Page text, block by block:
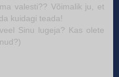
valesti?? Võimalik ju, et
kuidagi teada!
Sinu lugeja? Kas olete